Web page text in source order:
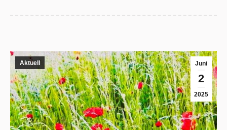
Juni
2
2025
Aktuell